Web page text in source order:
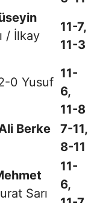
/ İlkay
11-7,
11-3
0 Yusuf
11-
6,
11-8
Berke
7-11,
8-11
Sarı
11-
6,